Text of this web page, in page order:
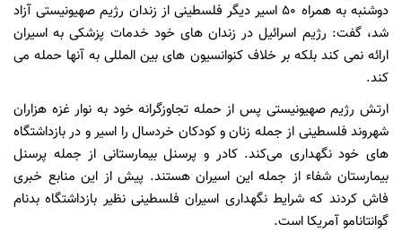
دوشنبه به همراه ۵۰ اسیر دیگر فلسطینی از زندان رژیم صهیونیستی آزاد
شد، گفت: رژیم اسرائیل در زندان های خود خدمات پزشکی به اسیران
ارائه نمی کند بلکه بر خلاف کنوانسیون های بین المللی به آنها حمله می
کند.
ارتش رژیم صهیونیستی پس از حمله تجاوزگرانه خود به نوار غزه هزاران
شهروند فلسطینی از جمله زنان و کودکان خردسال را اسیر و در بازداشتگاه
های خود نگهداری می‌کند. کادر و پرسنل بیمارستانی از جمله پرسنل
بیمارستان شفاء از جمله این اسیران هستند. پیش از این منابع خبری
فاش کردند که شرایط نگهداری اسیران فلسطینی نظیر بازداشتگاه بدنام
گوانتانامو آمریکا است.